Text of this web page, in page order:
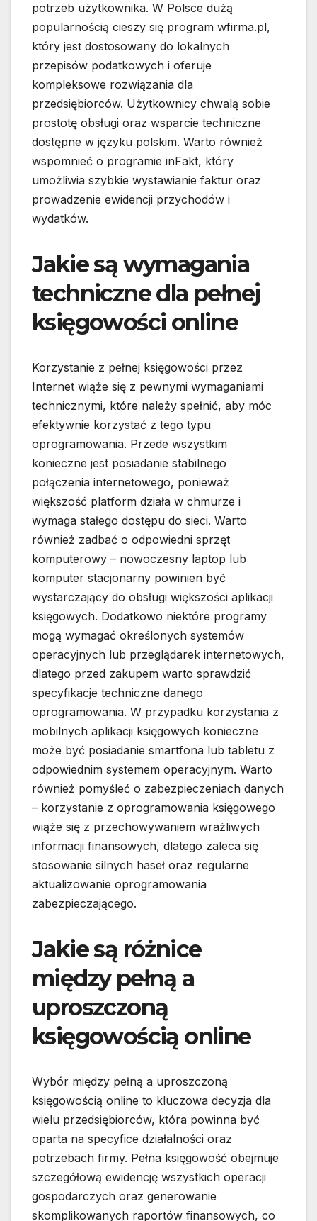
potrzeb użytkownika. W Polsce dużą
popularnością cieszy się program wfirma.pl,
który jest dostosowany do lokalnych
przepisów podatkowych i oferuje
kompleksowe rozwiązania dla
przedsiębiorców. Użytkownicy chwalą sobie
prostotę obsługi oraz wsparcie techniczne
dostępne w języku polskim. Warto również
wspomnieć o programie inFakt, który
umożliwia szybkie wystawianie faktur oraz
prowadzenie ewidencji przychodów i
wydatków.
Jakie są wymagania
techniczne dla pełnej
księgowości online
Korzystanie z pełnej księgowości przez
Internet wiąże się z pewnymi wymaganiami
technicznymi, które należy spełnić, aby móc
efektywnie korzystać z tego typu
oprogramowania. Przede wszystkim
konieczne jest posiadanie stabilnego
połączenia internetowego, ponieważ
większość platform działa w chmurze i
wymaga stałego dostępu do sieci. Warto
również zadbać o odpowiedni sprzęt
komputerowy – nowoczesny laptop lub
komputer stacjonarny powinien być
wystarczający do obsługi większości aplikacji
księgowych. Dodatkowo niektóre programy
mogą wymagać określonych systemów
operacyjnych lub przeglądarek internetowych,
dlatego przed zakupem warto sprawdzić
specyfikacje techniczne danego
oprogramowania. W przypadku korzystania z
mobilnych aplikacji księgowych konieczne
może być posiadanie smartfona lub tabletu z
odpowiednim systemem operacyjnym. Warto
również pomyśleć o zabezpieczeniach danych
– korzystanie z oprogramowania księgowego
wiąże się z przechowywaniem wrażliwych
informacji finansowych, dlatego zaleca się
stosowanie silnych haseł oraz regularne
aktualizowanie oprogramowania
zabezpieczającego.
Jakie są różnice
między pełną a
uproszczoną
księgowością online
Wybór między pełną a uproszczoną
księgowością online to kluczowa decyzja dla
wielu przedsiębiorców, która powinna być
oparta na specyfice działalności oraz
potrzebach firmy. Pełna księgowość obejmuje
szczegółową ewidencję wszystkich operacji
gospodarczych oraz generowanie
skomplikowanych raportów finansowych, co